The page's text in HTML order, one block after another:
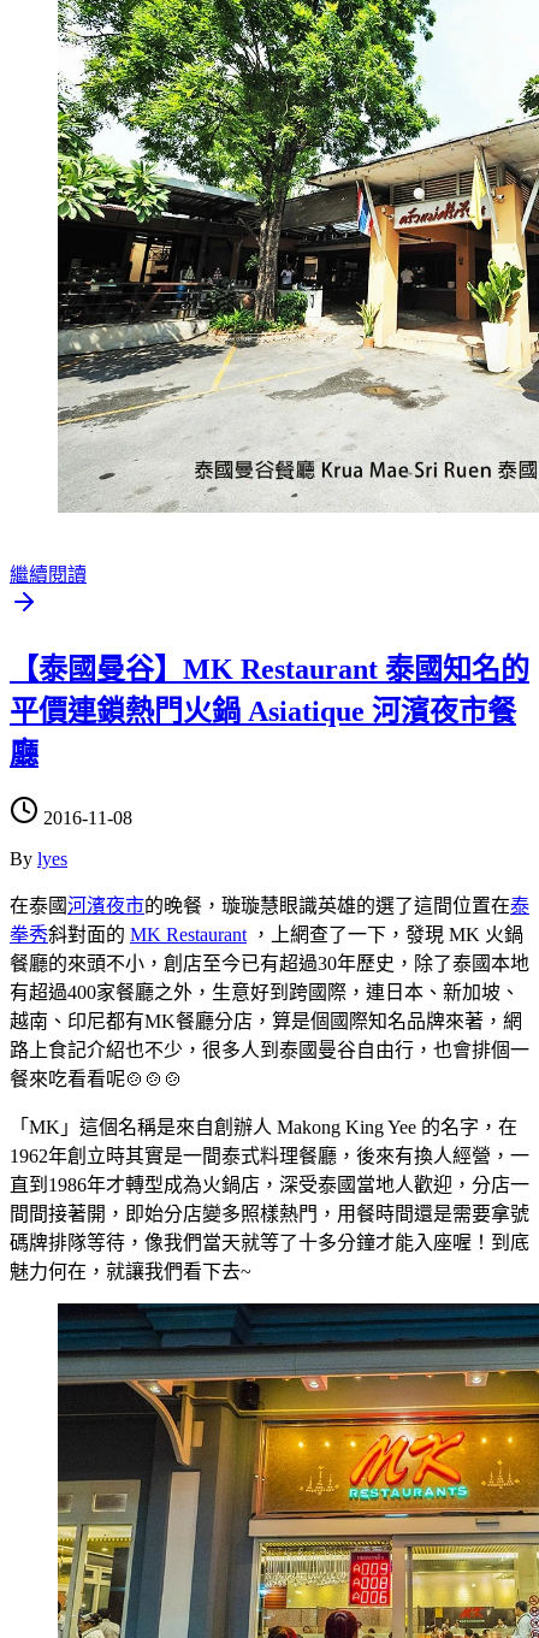
繼續閱讀
【泰國曼谷】MK Restaurant 泰國知名的
平價連鎖熱門火鍋 Asiatique 河濱夜市餐
廳
2016-11-08
By lyes
在泰國河濱夜市的晚餐，璇璇慧眼識英雄的選了這間位置在泰
拳秀斜對面的 MK Restaurant ，上網查了一下，發現 MK 火鍋
餐廳的來頭不小，創店至今已有超過30年歷史，除了泰國本地
有超過400家餐廳之外，生意好到跨國際，連日本、新加坡、
越南、印尼都有MK餐廳分店，算是個國際知名品牌來著，網
路上食記介紹也不少，很多人到泰國曼谷自由行，也會排個一
餐來吃看看呢🍲🍲🍲
「MK」這個名稱是來自創辦人 Makong King Yee 的名字，在
1962年創立時其實是一間泰式料理餐廳，後來有換人經營，一
直到1986年才轉型成為火鍋店，深受泰國當地人歡迎，分店一
間間接著開，即始分店變多照樣熱門，用餐時間還是需要拿號
碼牌排隊等待，像我們當天就等了十多分鐘才能入座喔！到底
魅力何在，就讓我們看下去~